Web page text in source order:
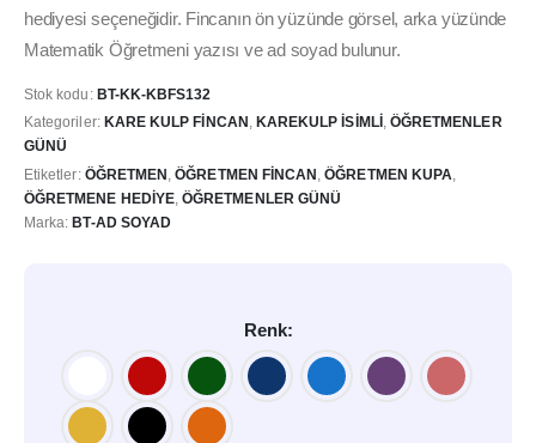
hediyesi seçeneğidir. Fincanın ön yüzünde görsel, arka yüzünde
Matematik Öğretmeni yazısı ve ad soyad bulunur.
Stok kodu: BT-KK-KBFS132
Kategoriler: KARE KULP FINCAN , KAREKULP İSIMLI , ÖĞRETMENLER
GÜNÜ
Etiketler: ÖĞRETMEN ,ÖĞRETMEN FINCAN ,ÖĞRETMEN KUPA,
ÖĞRETMENE HEDIYE,ÖĞRETMENLER GÜNÜ
Marka: BT-AD SOYAD
Renk